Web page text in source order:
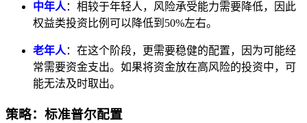
中年人 ：相较于年轻人，风险承受能力需要降低，因此
权益类投资比例可以降低到50%左右。
老年人 ：在这个阶段，更需要稳健的配置，因为可能经
常需要资金支出。如果将资金放在高风险的投资中，可
能无法及时取出。
策略：标准普尔配置